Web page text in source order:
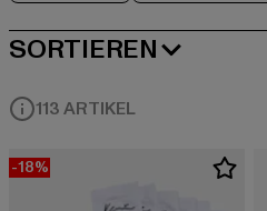
SORTIEREN
BELIEBTESTE
113 ARTIKEL
-18%